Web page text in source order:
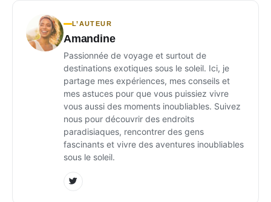
L’AUTEUR
Amandine
Passionnée de voyage et surtout de
destinations exotiques sous le soleil. Ici, je
partage mes expériences, mes conseils et
mes astuces pour que vous puissiez vivre
vous aussi des moments inoubliables. Suivez
nous pour découvrir des endroits
paradisiaques, rencontrer des gens
fascinants et vivre des aventures inoubliables
sous le soleil.